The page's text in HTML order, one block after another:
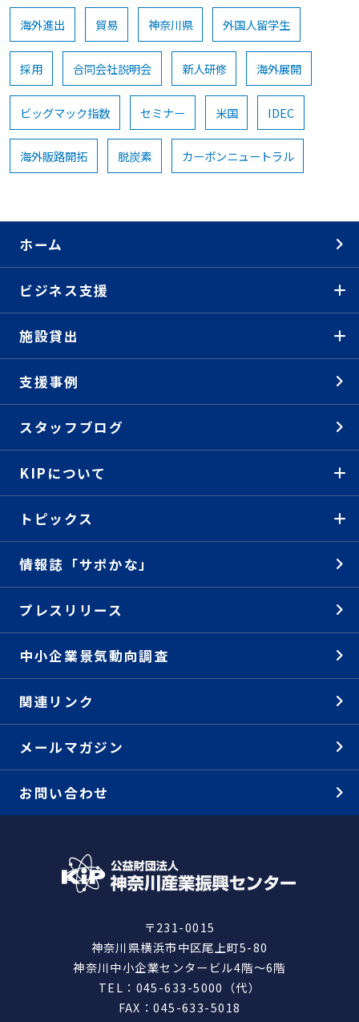
海外進出 貿易 神奈川県 外国人留学生
採用 合同会社説明会 新人研修 海外展開
ビッグマック指数 セミナー 米国 IDEC
海外販路開拓 脱炭素 カーボンニュートラル
ホーム
ビジネス支援
施設貸出
支援事例
スタッフブログ
KIPについて
トピックス
情報誌「サポかな」
プレスリリース
中小企業景気動向調査
関連リンク
メールマガジン
お問い合わせ
〒231-0015
神奈川県横浜市中区尾上町5-80
神奈川中小企業センタービル4階～6階
TEL：045-633-5000（代）
FAX：045-633-5018